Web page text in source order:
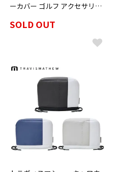
ーカバー ゴルフ アクセサリー
2026年春夏モデル日本正規品
SOLD OUT